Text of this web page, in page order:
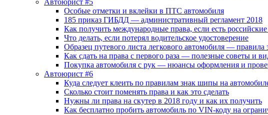
Автоюрист #5
Особые отметки и вклейки в ПТС автомобиля
185 приказ ГИБДД — административный регламент 2018
Как получить международные права, если есть российские
Что делать, если потерял водительское удостоверение
Образец путевого листа легкового автомобиля — правила
Как сдать на права с первого раза — полезные советы и
Покупка автомобиля с рук — нюансы оформления и
Автоюрист #6
Куда следует клеить по правилам знак шипы на
Сколько стоит поменять права и как это сделать
Нужны ли права на скутер в 2018 году и как их получить
Как бесплатно пробить автомобиль по VIN-коду на